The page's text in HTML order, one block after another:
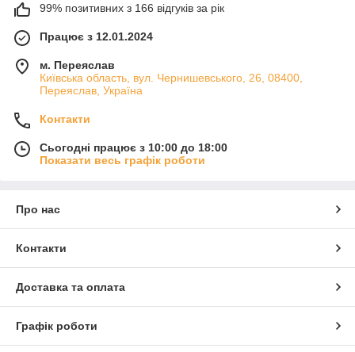
99% позитивних з 166 відгуків за рік
Працює з 12.01.2024
м. Переяслав
Київська область, вул. Чернишевського, 26, 08400,
Переяслав, Україна
Контакти
Сьогодні працює з 10:00 до 18:00
Показати весь графік роботи
Про нас
Контакти
Доставка та оплата
Графік роботи